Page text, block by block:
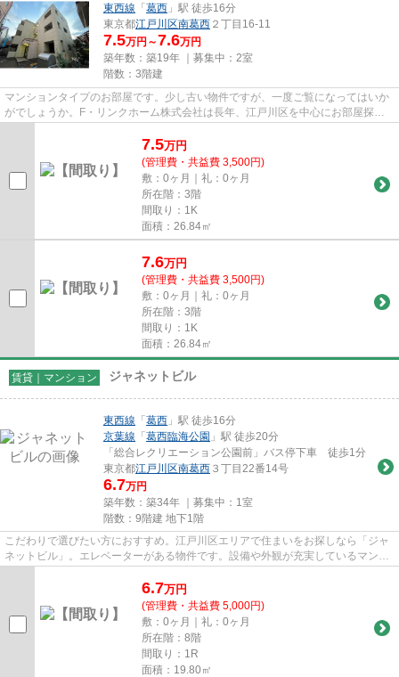
東西線 「 葛西 」駅 徒歩16分
東京都江戸川区南葛西 ２丁目16-11
7.5万円～7.6万円
築年数：築19年 ｜募集中： 2室
階数：3階建
マンションタイプのお部屋です。少し古い物件ですが、一度ご覧になってはいか
がでしょうか。F・リンクホーム株式会社は長年、江戸川区を中心にお部屋探し
7.5万円
(管理費・共益費 3,500円)
敷：0ヶ月｜礼：0ヶ月
所在階：3階
間取り：1K
面積：26.84㎡
7.6万円
(管理費・共益費 3,500円)
敷：0ヶ月｜礼：0ヶ月
所在階：3階
間取り：1K
面積：26.84㎡
賃貸｜マンション ジャネットビル
東西線 「 葛西 」駅 徒歩16分
京葉線 「 葛西臨海公園 」駅 徒歩20分
「総合レクリエーション公園前」バス停下車 徒歩1分
東京都江戸川区南葛西 ３丁目22番14号
6.7万円
築年数：築34年 ｜募集中： 1室
階数：9階建 地下1階
こだわりで選びたい方におすすめ。江戸川区エリアで住まいをお探しなら「ジャ
ネットビル」。エレベーターがある物件です。設備や外観が充実しているマンシ
6.7万円
(管理費・共益費 5,000円)
敷：0ヶ月｜礼：0ヶ月
所在階：8階
間取り：1R
面積：19.80㎡